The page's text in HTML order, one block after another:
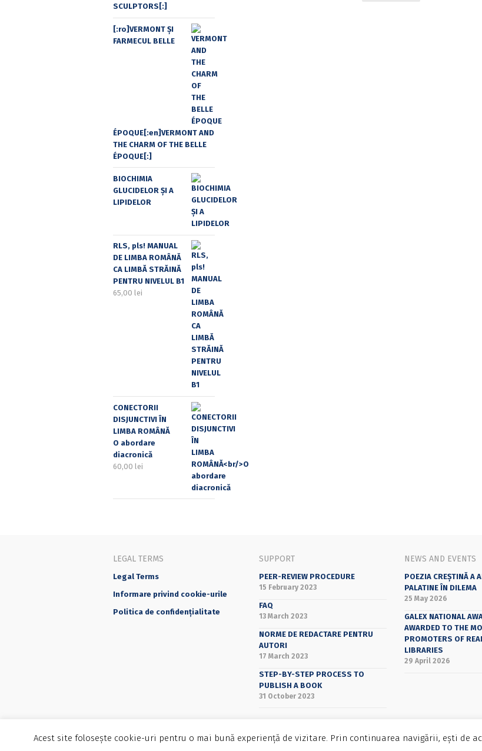
SCULPTORS[:]
[:ro]VERMONT ȘI
FARMECUL BELLE
ÉPOQUE[:en]VERMONT AND
THE CHARM OF THE BELLE
ÉPOQUE[:]
BIOCHIMIA
GLUCIDELOR ȘI A
LIPIDELOR
RLS, pls! MANUAL
DE LIMBA ROMÂNĂ
CA LIMBĂ STRĂINĂ
PENTRU NIVELUL B1
65,00 lei
CONECTORII
DISJUNCTIVI ÎN
LIMBA ROMÂNĂ
O abordare
diacronică
60,00 lei
LEGAL TERMS
Legal Terms
Informare privind cookie-urile
Politica de confidențialitate
SUPPORT
PEER-REVIEW PROCEDURE
15 February 2023
FAQ
13 March 2023
NORME DE REDACTARE PENTRU
AUTORI
17 March 2023
STEP-BY-STEP PROCESS TO
PUBLISH A BOOK
31 October 2023
NEWS AND EVENTS
POEZIA CREȘTINĂ A
PALATINE ÎN DILEMA
25 May 2026
GALEX NATIONAL
AWARDED TO THE
PROMOTERS OF
LIBRARIES
29 April 2026
©2025 Editura Universității din București - Bucharest University Press
Acest site folosește cookie-uri pentru o mai bună experiență de vizitare. Prin continuarea navigării, ești de